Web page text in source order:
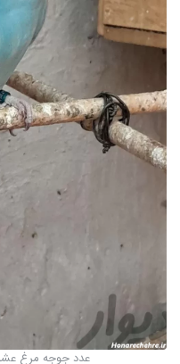
عدد جوجه مرغ